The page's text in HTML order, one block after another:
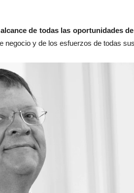
alcance de todas las oportunidades
negocio y de los esfuerzos de todas